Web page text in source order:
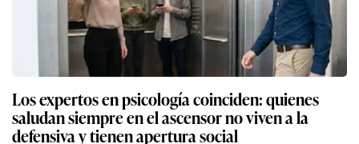
Los expertos en psicología coinciden: quienes
saludan siempre en el ascensor no viven a la
defensiva y tienen apertura social